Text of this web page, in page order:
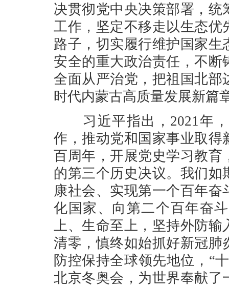
决贯彻党中央决策部署，
工作，坚定不移走以生态
路子，切实履行维护国家
安全的重大政治责任，不
全面从严治党，把祖国北
时代内蒙古高质量发展新篇
习近平指出，2021年，
作，推动党和国家事业取
百周年，开展党史学习教
的第三个历史决议。我们
康社会、实现第一个百年
化国家、向第二个百年奋
上、生命至上，坚持外防
清零，慎终如始抓好新冠
防控保持全球领先地位，“
北京冬奥会，为世界奉献